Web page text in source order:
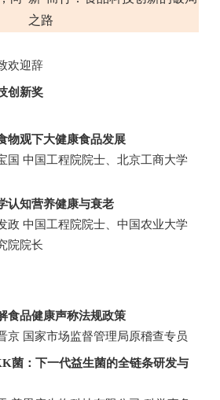
之路
欢迎辞
创新奖
物观下大健康食品发展
国 中国工程院院士、北京工商大学
认知营养健康与衰老
政 中国工程院院士、中国农业大学
院院长
食品健康声称法规政策
京 国家市场监督管理局原稽查专员
菌：下一代益生菌的全链条研发与